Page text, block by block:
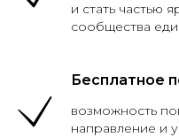
и стать частью
сообщества
Бесплатное
возможность
направление и